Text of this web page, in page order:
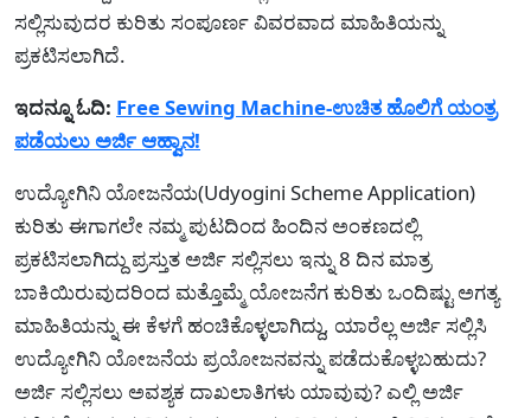
ಸಲ್ಲಿಸುವುದರ ಕುರಿತು ಸಂಪೂರ್ಣ ವಿವರವಾದ ಮಾಹಿತಿಯನ್ನು
ಪ್ರಕಟಿಸಲಾಗಿದೆ.
ಇದನ್ನೂ ಓದಿ: Free Sewing Machine-ಉಚಿತ ಹೊಲಿಗೆ ಯಂತ್ರ
ಪಡೆಯಲು ಅರ್ಜಿ ಆಹ್ವಾನ!
ಉದ್ಯೋಗಿನಿ ಯೋಜನೆಯ(Udyogini Scheme Application)
ಕುರಿತು ಈಗಾಗಲೇ ನಮ್ಮ ಪುಟದಿಂದ ಹಿಂದಿನ ಅಂಕಣದಲ್ಲಿ
ಪ್ರಕಟಿಸಲಾಗಿದ್ದು ಪ್ರಸ್ತುತ ಅರ್ಜಿ ಸಲ್ಲಿಸಲು ಇನ್ನು 8 ದಿನ ಮಾತ್ರ
ಬಾಕಿಯಿರುವುದರಿಂದ ಮತ್ತೊಮ್ಮೆ ಯೋಜನೆಗ ಕುರಿತು ಒಂದಿಷ್ಟು ಅಗತ್ಯ
ಮಾಹಿತಿಯನ್ನು ಈ ಕೆಳಗೆ ಹಂಚಿಕೊಳ್ಳಲಾಗಿದ್ದು, ಯಾರ‍ೆಲ್ಲ ಅರ್ಜಿ ಸಲ್ಲಿಸಿ
ಉದ್ಯೋಗಿನಿ ಯೋಜನೆಯ ಪ್ರಯೋಜನವನ್ನು ಪಡೆದುಕೊಳ್ಳಬಹುದು?
ಅರ್ಜಿ ಸಲ್ಲಿಸಲು ಅವಶ್ಯಕ ದಾಖಲಾತಿಗಳು ಯಾವುವು? ಎಲ್ಲಿ ಅರ್ಜಿ